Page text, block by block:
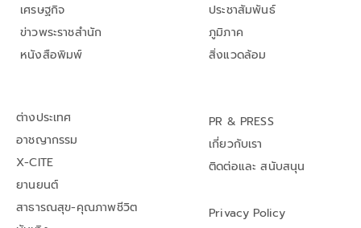
เศรษฐกิจ
ข่าวพระราชสำนัก
หนังสือพิมพ์
ประชาสัมพันธ์
ภูมิภาค
สิ่งแวดล้อม
ต่างประเทศ
อาชญากรรม
X-CITE
ยานยนต์
สาธารณสุข-คุณภาพชีวิต
PR & PRESS
เกี่ยวกับเรา
ติดต่อและ สนับสนุน
Privacy Policy